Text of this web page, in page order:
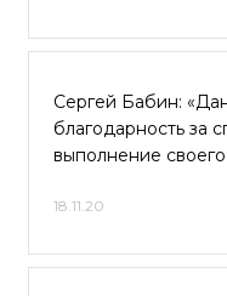
Сергей Бабин:
благодарность за
выполнение
18.11.20